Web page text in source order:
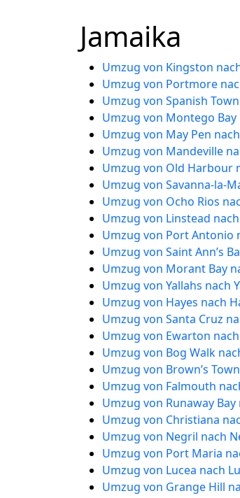
Jamaika
Umzug von Kingston
Umzug von Portmore
Umzug von Spanish
Umzug von Montego
Umzug von May Pen
Umzug von Mandeville
Umzug von Old Harbour
Umzug von Savanna-la-
Umzug von Ocho Rios
Umzug von Linstead
Umzug von Port Antonio
Umzug von Saint Ann’s
Umzug von Morant Bay
Umzug von Yallahs nach
Umzug von Hayes nach
Umzug von Santa Cruz
Umzug von Ewarton
Umzug von Bog Walk
Umzug von Brown’s
Umzug von Falmouth
Umzug von Runaway Bay
Umzug von Christiana
Umzug von Negril nach
Umzug von Port Maria
Umzug von Lucea nach
Umzug von Grange Hill